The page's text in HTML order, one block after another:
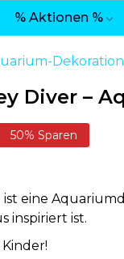
% Aktionen %
Dekoration
Diver –
50% Sparen
ist eine
inspiriert ist.